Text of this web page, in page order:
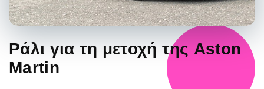
Ράλι για τη μετοχή της Aston
Martin